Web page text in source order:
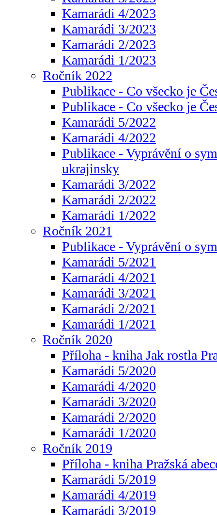
Kamarádi 4/2023
Kamarádi 3/2023
Kamarádi 2/2023
Kamarádi 1/2023
Ročník 2022
Publikace - Co všecko je
Publikace - Co všecko je
Kamarádi 5/2022
Kamarádi 4/2022
Publikace - Vyprávění o
ukrajinsky
Kamarádi 3/2022
Kamarádi 2/2022
Kamarádi 1/2022
Ročník 2021
Publikace - Vyprávění o
Kamarádi 5/2021
Kamarádi 4/2021
Kamarádi 3/2021
Kamarádi 2/2021
Kamarádi 1/2021
Ročník 2020
Příloha - kniha Jak rostla
Kamarádi 5/2020
Kamarádi 4/2020
Kamarádi 3/2020
Kamarádi 2/2020
Kamarádi 1/2020
Ročník 2019
Příloha - kniha Pražská
Kamarádi 5/2019
Kamarádi 4/2019
Kamarádi 3/2019